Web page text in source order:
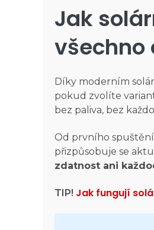
Jak
všechno
Díky moderním
pokud zvolíte
bez paliva, bez
Od prvního
přizpůsobuje se
zdatnost ani
TIP! Jak fungují